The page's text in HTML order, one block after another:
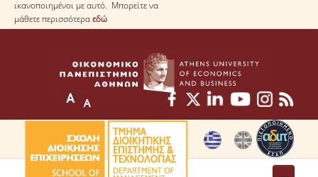
ικανοποιημένοι με αυτό. Μπορείτε να
μάθετε περισσότεραεδώ